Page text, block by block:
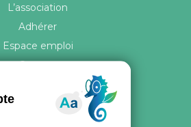
L’association
Adhérer
Espace emploi
Contact